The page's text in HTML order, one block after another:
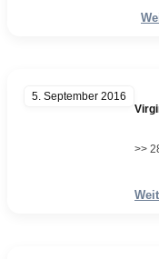
5. September 2016
>>